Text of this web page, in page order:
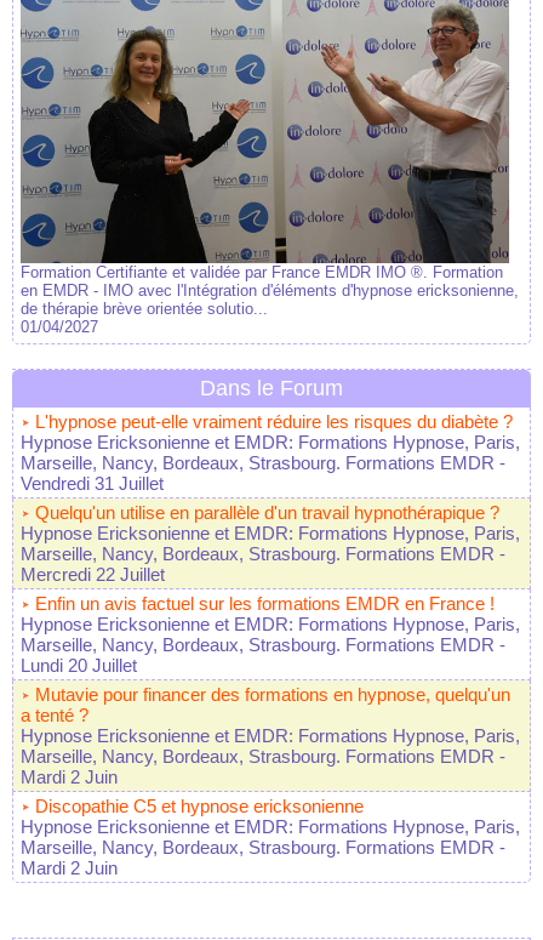
Formation Certifiante et validée par France EMDR IMO ®. Formation
en EMDR - IMO avec l'Intégration d'éléments d'hypnose ericksonienne,
de thérapie brève orientée solutio...
01/04/2027
Dans le Forum
L'hypnose peut-elle vraiment réduire les risques du diabète ?
Hypnose Ericksonienne et EMDR: Formations Hypnose, Paris,
Marseille, Nancy, Bordeaux, Strasbourg. Formations EMDR -
Vendredi 31 Juillet
Quelqu'un utilise en parallèle d'un travail hypnothérapique ?
Hypnose Ericksonienne et EMDR: Formations Hypnose, Paris,
Marseille, Nancy, Bordeaux, Strasbourg. Formations EMDR -
Mercredi 22 Juillet
Enfin un avis factuel sur les formations EMDR en France !
Hypnose Ericksonienne et EMDR: Formations Hypnose, Paris,
Marseille, Nancy, Bordeaux, Strasbourg. Formations EMDR -
Lundi 20 Juillet
Mutavie pour financer des formations en hypnose, quelqu'un
a tenté ?
Hypnose Ericksonienne et EMDR: Formations Hypnose, Paris,
Marseille, Nancy, Bordeaux, Strasbourg. Formations EMDR -
Mardi 2 Juin
Discopathie C5 et hypnose ericksonienne
Hypnose Ericksonienne et EMDR: Formations Hypnose, Paris,
Marseille, Nancy, Bordeaux, Strasbourg. Formations EMDR -
Mardi 2 Juin